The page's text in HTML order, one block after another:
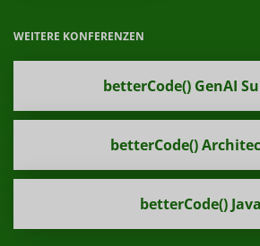
WEITERE KONFERENZEN
betterCode() GenAI
betterCode()
betterCode() Java